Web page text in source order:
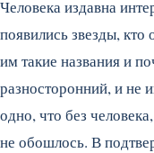
Человека издавна
появились звезды, кто
им такие названия и
разносторонний, и не
одно, что без
не обошлось. В